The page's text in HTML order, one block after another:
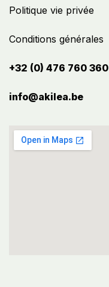
Politique vie privée
Conditions générales
+32 (0) 476 760 360
info@akilea.be​